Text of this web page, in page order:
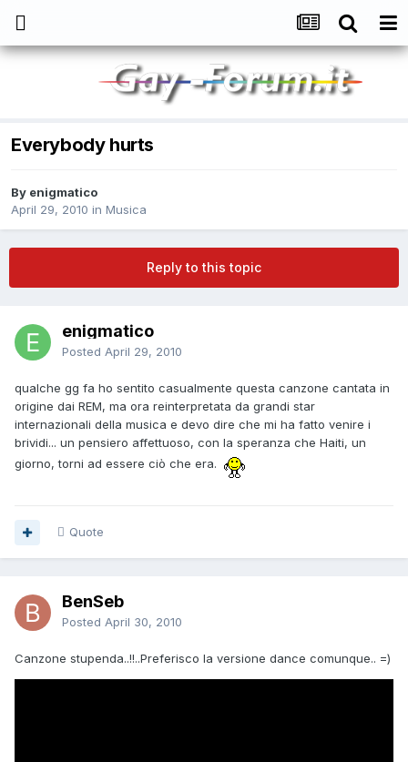
Everybody hurts
By enigmatico
April 29, 2010 in Musica
Reply to this topic
enigmatico
Posted April 29, 2010
qualche gg fa ho sentito casualmente questa canzone cantata in
origine dai REM, ma ora reinterpretata da grandi star
internazionali della musica e devo dire che mi ha fatto venire i
brividi... un pensiero affettuoso, con la speranza che Haiti, un
giorno, torni ad essere ciò che era.
Quote
BenSeb
Posted April 30, 2010
Canzone stupenda..!!..Preferisco la versione dance comunque.. =)